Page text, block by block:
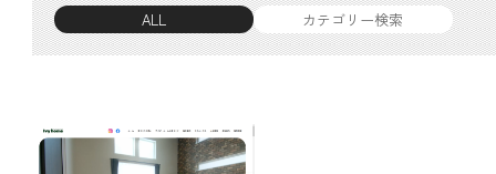
ALL カテゴリー検索